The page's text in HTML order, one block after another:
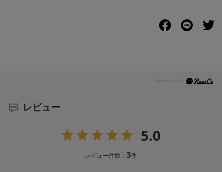
レビュー
5.0
レビュー件数：3件